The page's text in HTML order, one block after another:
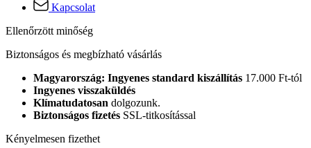
Kapcsolat
Ellenőrzött minőség
Biztonságos és megbízható vásárlás
Magyarország: Ingyenes standard kiszállítás 17.000 Ft-tól
Ingyenes visszaküldés
Klímatudatosan dolgozunk.
Biztonságos fizetés SSL-titkosítással
Kényelmesen fizethet